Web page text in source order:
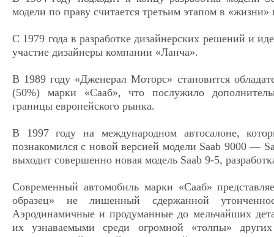
модели по праву считается третьим этапом в
С 1979 года в разработке дизайнерских решений и
участие дизайнеры компании «Ланча».
В 1989 году «Дженерал Моторс» становится
(50%) марки «Сааб», что послужило
границы европейского рынка.
В 1997 году на международном автосалоне,
познакомился с новой версией модели Saab 9000 —
выходит совершенно новая модель Saab 9-5,
Современный автомобиль марки «Сааб»
образец» не лишенный сдержанной
Аэродинамичные и продуманные до мельчайших
их узнаваемыми среди огромной «толпы»